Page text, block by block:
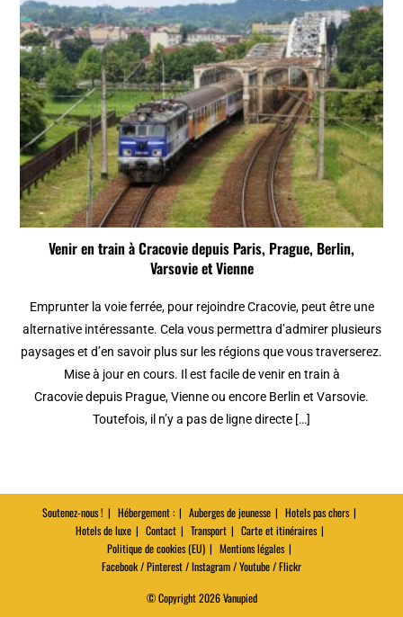
Venir en train à Cracovie depuis Paris, Prague, Berlin,
Varsovie et Vienne
Emprunter la voie ferrée, pour rejoindre Cracovie, peut être une
alternative intéressante. Cela vous permettra d’admirer plusieurs
paysages et d’en savoir plus sur les régions que vous traverserez.
Mise à jour en cours. Il est facile de venir en train à
Cracovie depuis Prague, Vienne ou encore Berlin et Varsovie.
Toutefois, il n’y a pas de ligne directe […]
Soutenez-nous ! Hébergement : Auberges de jeunesse
Hotels pas chers
Hotels de luxe
Contact Transport
Carte et itinéraires
Politique de cookies (EU)
Mentions légales
Facebook / Pinterest / Instagram / Youtube / Flickr
© Copyright 2026 Vanupied